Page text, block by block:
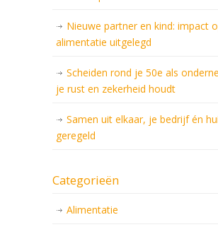
Nieuwe partner en kind: impact
alimentatie uitgelegd
Scheiden rond je 50e als
je rust en zekerheid houdt
Samen uit elkaar, je bedrijf én
geregeld
Categorieën
Alimentatie